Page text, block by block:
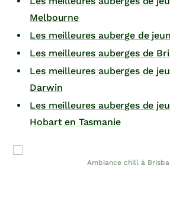
Melbourne
Les meilleures auberge de
Les meilleures auberges de
Les meilleures auberges de
Darwin
Les meilleures auberges de
Hobart en Tasmanie
Ambiance chill à